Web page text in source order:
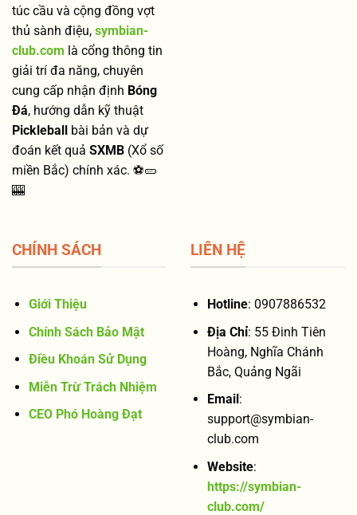
túc cầu và cộng đồng vợt
thủ sành điệu, symbian-
club.com là cổng thông tin
giải trí đa năng, chuyên
cung cấp nhận định Bóng
Đá, hướng dẫn kỹ thuật
Pickleball
bài bản và dự
đoán kết quả SXMB (Xổ số
miền Bắc) chính xác. ⚽🥒
🎰
CHÍNH SÁCH
Giới Thiệu
Chính Sách Bảo Mật
Điều Khoán Sử Dụng
Miễn Trừ Trách Nhiệm
CEO Phó Hoàng Đạt
LIÊN HỆ
Hotline: 0907886532
Địa Chỉ: 55 Đinh Tiên
Hoàng, Nghĩa Chánh
Bắc, Quảng Ngãi
Email :
support@symbian-
club.com
Website:
https://symbian-
club.com/